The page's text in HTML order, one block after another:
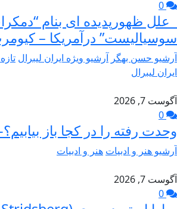
علل ظهورپدیده ای بنام
سوسیالیست” درآمریکا –
آرشیو حسن بهگر آرشیو ویژه ایران لیبرال
ایران لیبرال
آگوست 7, 2026
وحدت رفته را در کجا باز
آرشیو هنر و ادبیات هنر و ادبیات
آگوست 7, 2026